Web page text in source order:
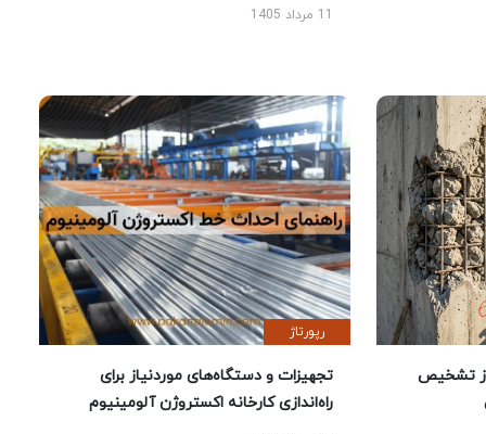
تشخیص
رپورتاژ
تجهیزات و دستگاه‌های موردنیاز برای
راه‌اندازی کارخانه اکستروژن آلومینیوم